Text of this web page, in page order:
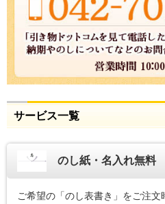
サービス一覧
のし紙・名入れ無料
ご希望の「のし表書き」をご注